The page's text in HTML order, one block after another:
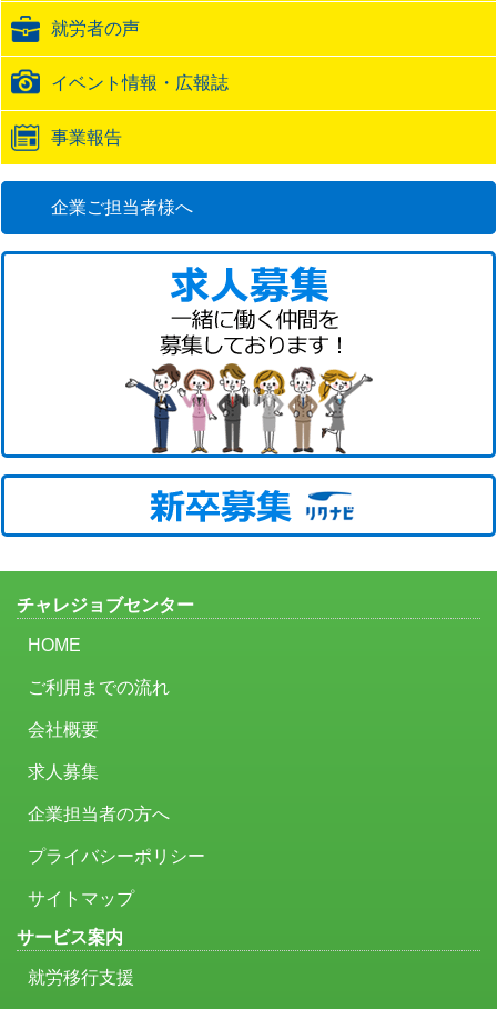
URL就労者の声
イベント情報・広報誌
事業報告
企業ご担当者様へ
チャレジョブセンター
HOME
ご利用までの流れ
会社概要
求人募集
企業担当者の方へ
プライバシーポリシー
サイトマップ
サービス案内
就労移行支援